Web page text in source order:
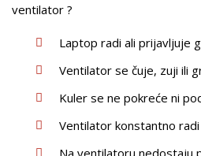
ventilator ?
Laptop radi ali prijavljuje
Ventilator se čuje, zuji ili
Kuler se ne pokreće ni
Ventilator konstantno
Na ventilatoru nedostaju